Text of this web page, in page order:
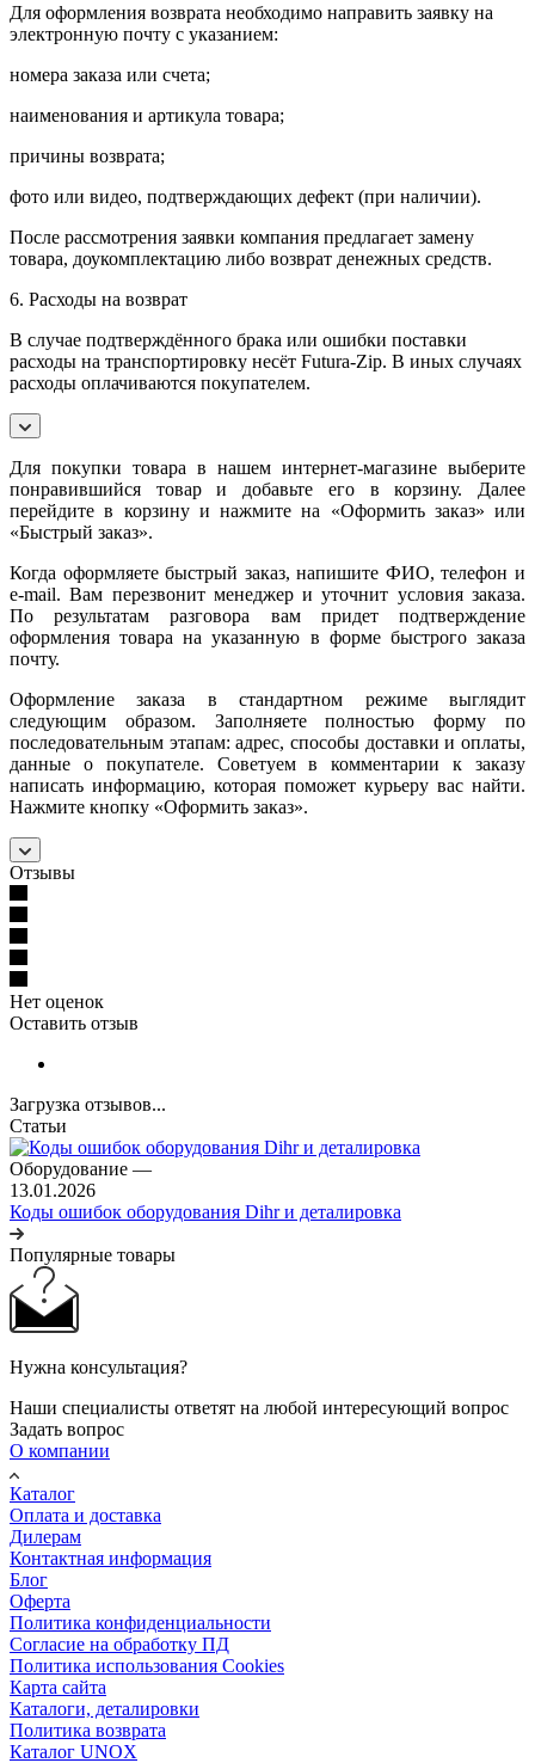
Для оформления возврата необходимо направить заявку на
электронную почту с указанием:
номера заказа или счета;
наименования и артикула товара;
причины возврата;
фото или видео, подтверждающих дефект (при наличии).
После рассмотрения заявки компания предлагает замену
товара, доукомплектацию либо возврат денежных средств.
6. Расходы на возврат
В случае подтверждённого брака или ошибки поставки
расходы на транспортировку несёт Futura-Zip. В иных случаях
расходы оплачиваются покупателем.
Для покупки товара в нашем интернет-магазине выберите
понравившийся товар и добавьте его в корзину. Далее
перейдите в корзину и нажмите на «Оформить заказ» или
«Быстрый заказ».
Когда оформляете быстрый заказ, напишите ФИО, телефон и
e-mail. Вам перезвонит менеджер и уточнит условия заказа.
По результатам разговора вам придет подтверждение
оформления товара на указанную в форме быстрого заказа
почту.
Оформление заказа в стандартном режиме выглядит
следующим образом. Заполняете полностью форму по
последовательным этапам: адрес, способы доставки и оплаты,
данные о покупателе. Советуем в комментарии к заказу
написать информацию, которая поможет курьеру вас найти.
Нажмите кнопку «Оформить заказ».
Отзывы
Нет оценок
Оставить отзыв
Загрузка отзывов...
Статьи
Оборудование —
13.01.2026
Коды ошибок оборудования Dihr и деталировка
Популярные товары
Нужна консультация?
Наши специалисты ответят на любой интересующий вопрос
Задать вопрос
О компании
Каталог
Оплата и доставка
Дилерам
Контактная информация
Блог
Оферта
Политика конфиденциальности
Согласие на обработку ПД
Политика использования Cookies
Карта сайта
Каталоги, деталировки
Политика возврата
Каталог UNOX